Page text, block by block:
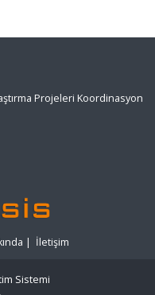
Projeleri Koordinasyon
| İletişim
Sistemi